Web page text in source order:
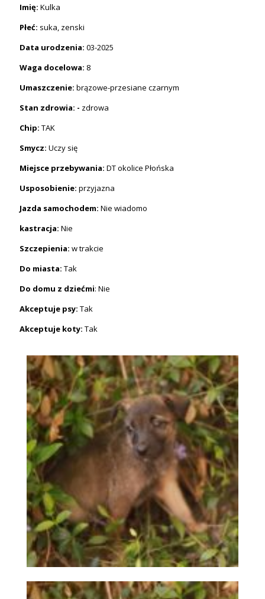
Imię: Kulka
Płeć: suka, zenski
Data urodzenia: 03-2025
Waga docelowa: 8
Umaszczenie: brązowe-przesiane czarnym
Stan zdrowia: - zdrowa
Chip: TAK
Smycz: Uczy się
Miejsce przebywania: DT okolice Płońska
Usposobienie: przyjazna
Jazda samochodem: Nie wiadomo
kastracja: Nie
Szczepienia: w trakcie
Do miasta: Tak
Do domu z dziećmi: Nie
Akceptuje psy: Tak
Akceptuje koty: Tak